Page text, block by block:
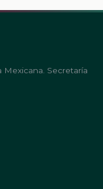
Mexicana. Secretaría